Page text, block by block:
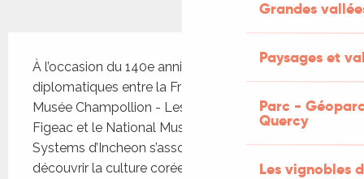
Grandes
Paysages et
Parc -
Quercy
Les vignobles
À l’occasion du 140e anniversaire des relations
diplomatiques entre la France et la Corée, le
Musée Champollion - Les Écritures du Monde de
Figeac et le National Museum of World Writing
Systems d’Incheon s’associent pour faire
découvrir la culture coréenne à travers son